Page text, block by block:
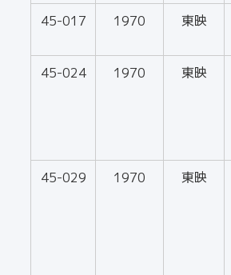
45-017 1970 東映
45-024 1970 東映
45-029 1970 東映